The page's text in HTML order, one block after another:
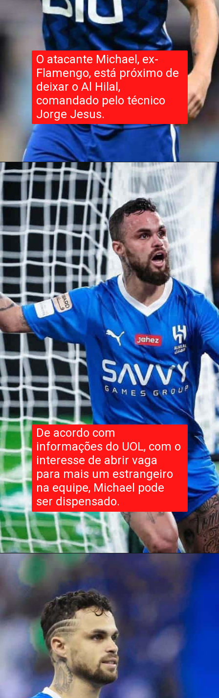
O atacante Michael, ex-
Flamengo, está próximo de
deixar o Al Hilal,
comandado pelo técnico
Jorge Jesus.
De acordo com
informações do UOL, com o
interesse de abrir vaga
para mais um estrangeiro
na equipe, Michael pode
ser dispensado.